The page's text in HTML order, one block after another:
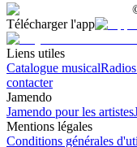
Télécharger l'app
Liens utiles
Catalogue musical
contacter
Jamendo
Jamendo pour les artistes
Mentions légales
Conditions générales